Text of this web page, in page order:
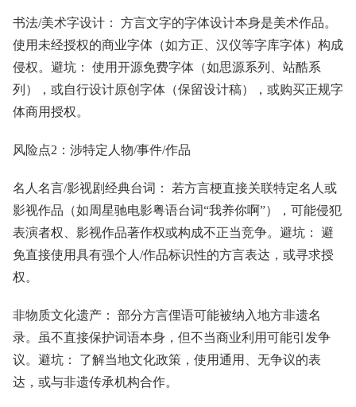
书法/美术字设计： 方言文字的字体设计本身是美术作品。
使用未经授权的商业字体（如方正、汉仪等字库字体）构成
侵权。避坑： 使用开源免费字体（如思源系列、站酷系
列），或自行设计原创字体（保留设计稿），或购买正规字
体商用授权。
风险点2：涉特定人物/事件/作品
名人名言/影视剧经典台词： 若方言梗直接关联特定名人或
影视作品（如周星驰电影粤语台词“我养你啊”），可能侵犯
表演者权、影视作品著作权或构成不正当竞争。避坑： 避
免直接使用具有强个人/作品标识性的方言表达，或寻求授
权。
非物质文化遗产： 部分方言俚语可能被纳入地方非遗名
录。虽不直接保护词语本身，但不当商业利用可能引发争
议。避坑： 了解当地文化政策，使用通用、无争议的表
达，或与非遗传承机构合作。